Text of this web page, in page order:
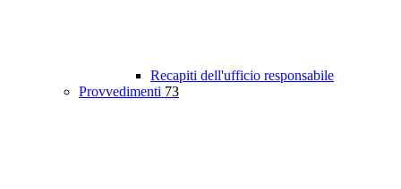
Recapiti dell'ufficio responsabile
Provvedimenti 73